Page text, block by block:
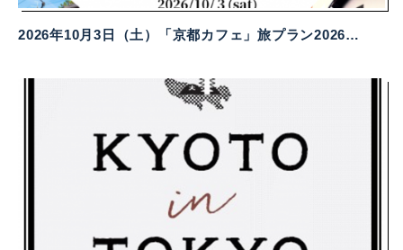
2026年10月3日（土）「京都カフェ」旅プラン2026 【陽明文庫と櫻谷文庫を巡る旅】